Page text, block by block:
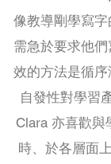
像教導剛學寫
需急於要求他
效的方法是循
自發性對學習
Clara 亦喜歡與
時、於各層面